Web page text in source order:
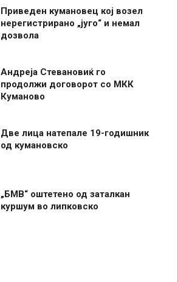
Приведен кумановец кој возел
нерегистрирано „југо“ и немал
дозвола
Андреја Стевановиќ го
продолжи договорот со МКК
Куманово
Две лица натепале 19-годишник
од кумановско
„БМВ“ оштетено од заталкан
куршум во липковско